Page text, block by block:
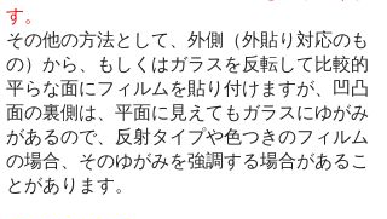
す。
その他の方法として、外側（外貼り対応のも
の）から、もしくはガラスを反転して比較的
平らな面にフィルムを貼り付けますが、凹凸
面の裏側は、平面に見えてもガラスにゆがみ
があるので、反射タイプや色つきのフィルム
の場合、そのゆがみを強調する場合があるこ
とがあります。